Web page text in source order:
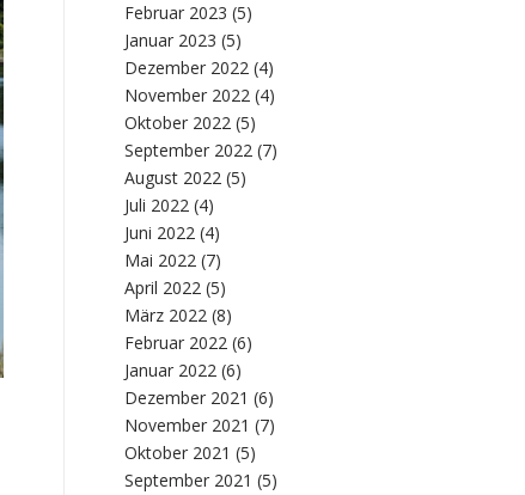
Februar 2023 (5)
Januar 2023 (5)
Dezember 2022 (4)
November 2022 (4)
Oktober 2022 (5)
September 2022 (7)
August 2022 (5)
Juli 2022 (4)
Juni 2022 (4)
Mai 2022 (7)
April 2022 (5)
März 2022 (8)
Februar 2022 (6)
Januar 2022 (6)
Dezember 2021 (6)
November 2021 (7)
Oktober 2021 (5)
September 2021 (5)